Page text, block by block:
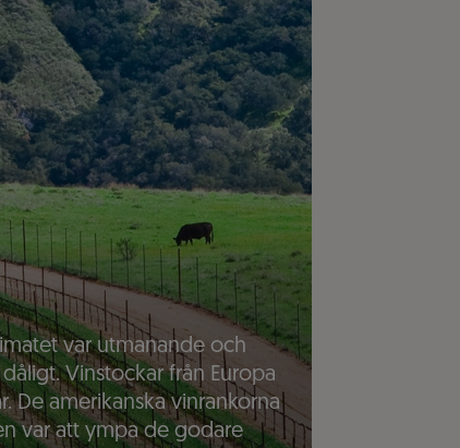
var utmanande och
Vinstockar från Europa
De amerikanska vinrankorna
var att ympa de godare